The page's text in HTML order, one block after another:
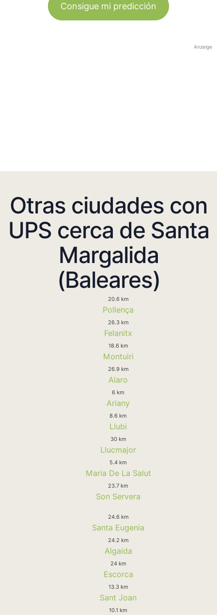
Consigue mi predicción
Anzeige
Otras ciudades con
UPS cerca de Santa
Margalida
(Baleares)
20.6 km
Pollença
26.3 km
Felanitx
18.6 km
Montuiri
26.9 km
Alaro
6 km
Ariany
8.6 km
Llubi
30 km
Llucmajor
5.4 km
Maria De La Salut
23.7 km
Son Servera
24.6 km
Santa Eugenia
24.2 km
Algaida
24 km
Escorca
13.3 km
Sant Joan
10.1 km